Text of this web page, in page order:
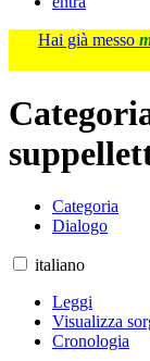
Hai già messo
Categoria
Dialogo
italiano
Leggi
Visualizza
Cronologia